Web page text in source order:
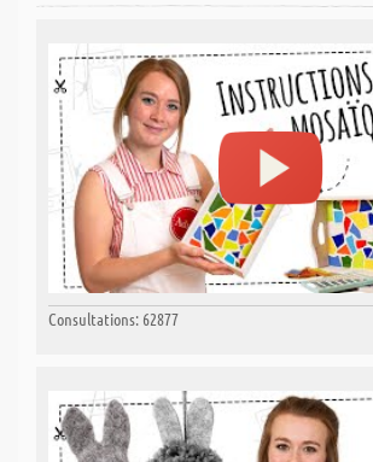
Consultations: 62877